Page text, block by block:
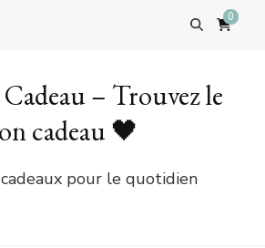
0
– Trouvez le
cadeau 🖤
pour le quotidien